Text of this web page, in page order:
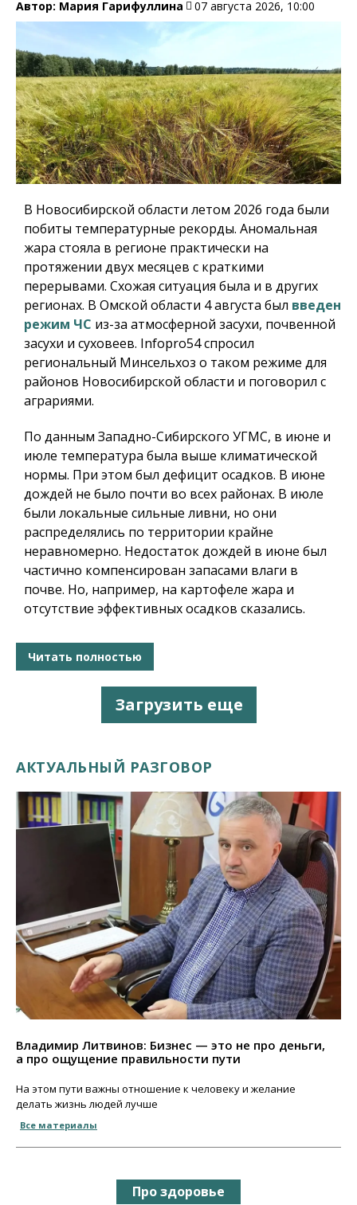
Автор: Мария Гарифуллина 07 августа 2026, 10:00
В Новосибирской области летом 2026 года были
побиты температурные рекорды. Аномальная
жара стояла в регионе практически на
протяжении двух месяцев с краткими
перерывами. Схожая ситуация была и в других
регионах. В Омской области 4 августа был введен
режим ЧС из-за атмосферной засухи, почвенной
засухи и суховеев. Infopro54спросил
региональный Минсельхоз о таком режиме для
районов Новосибирской области и поговорил с
аграриями.
По данным Западно-Сибирского УГМС, в июне и
июле температура была выше климатической
нормы. При этом был дефицит осадков. В июне
дождей не было почти во всех районах. В июле
были локальные сильные ливни, но они
распределялись по территории крайне
неравномерно. Недостаток дождей в июне был
частично компенсирован запасами влаги в
почве. Но, например, на картофеле жара и
отсутствие эффективных осадков сказались.
Читать полностью
Загрузить еще
АКТУАЛЬНЫЙ РАЗГОВОР
Владимир Литвинов: Бизнес — это не про деньги,
а про ощущение правильности пути
На этом пути важны отношение к человеку и желание
делать жизнь людей лучше
Все материалы
Про здоровье